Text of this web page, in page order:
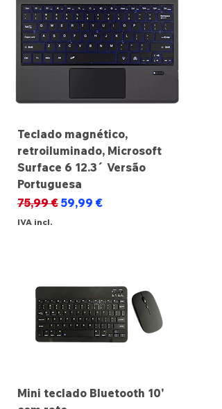
Teclado magnético,
retroiluminado, Microsoft
Surface 6 12.3´ Versão
Portuguesa
Preço normal
75,99 € Preço promocional
59,99 €
IVA incl.
Mini teclado Bluetooth 10'